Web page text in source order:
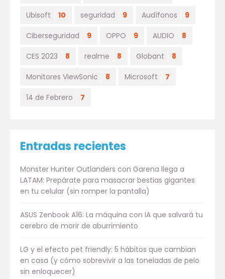
Ubisoft 10 seguridad 9 Audífonos 9
Ciberseguridad 9 OPPO 9 AUDIO 8
CES 2023 8 realme 8 Globant 8
Monitores ViewSonic 8 Microsoft 7
14 de Febrero 7
Entradas recientes
Monster Hunter Outlanders con Garena llega a
LATAM: Prepárate para masacrar bestias gigantes
en tu celular (sin romper la pantalla)
ASUS Zenbook A16: La máquina con IA que salvará tu
cerebro de morir de aburrimiento
LG y el efecto pet friendly: 5 hábitos que cambian
en casa (y cómo sobrevivir a las toneladas de pelo
sin enloquecer)